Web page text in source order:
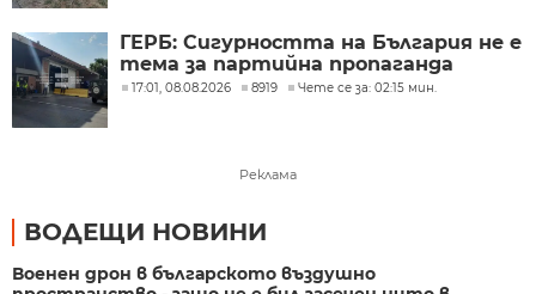
ГЕРБ: Сигурността на България не е
тема за партийна пропаганда
17:01, 08.08.2026 8919 Чете се за: 02:15 мин.
Реклама
ВОДЕЩИ НОВИНИ
Военен дрон в българското въздушно